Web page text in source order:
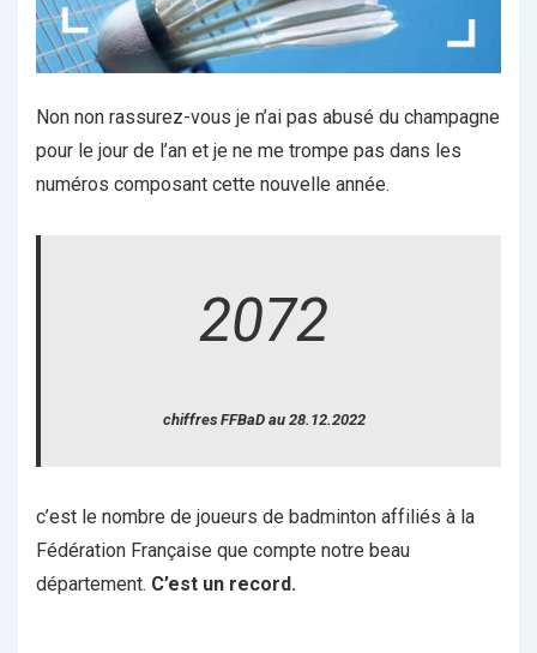
Non non rassurez-vous je n’ai pas abusé du champagne
pour le jour de l’an et je ne me trompe pas dans les
numéros composant cette nouvelle année.
2072
chiffres FFBaD au 28.12.2022
c’est le nombre de joueurs de badminton affiliés à la
Fédération Française que compte notre beau
département. C’est un record.